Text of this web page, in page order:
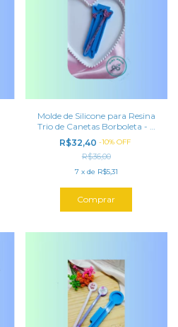
Molde de Silicone para Resina
Trio de Canetas Borboleta - 3
cavidades
R$32,40 -10% OFF
R$36,00
7 x de R$5,31